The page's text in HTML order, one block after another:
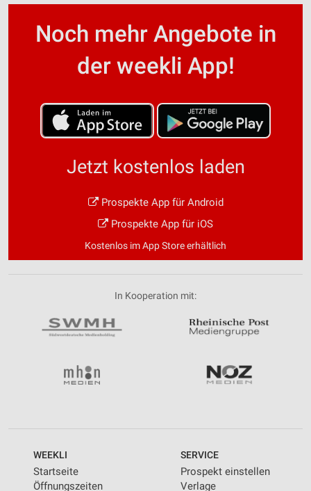
Noch mehr Angebote in
der weekli App!
Jetzt kostenlos laden
Prospekte App für Android
Prospekte App für iOS
Kostenlos im App Store erhältlich
In Kooperation mit:
WEEKLI
Startseite
Öffnungszeiten
SERVICE
Prospekt einstellen
Verlage